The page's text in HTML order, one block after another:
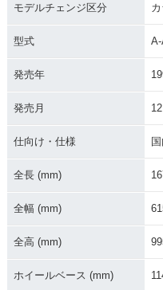
モデルチェンジ区分
型式
発売年
発売月 12
仕向け・仕様
全長 (mm)
全幅 (mm)
全高 (mm)
ホイールベース (mm)